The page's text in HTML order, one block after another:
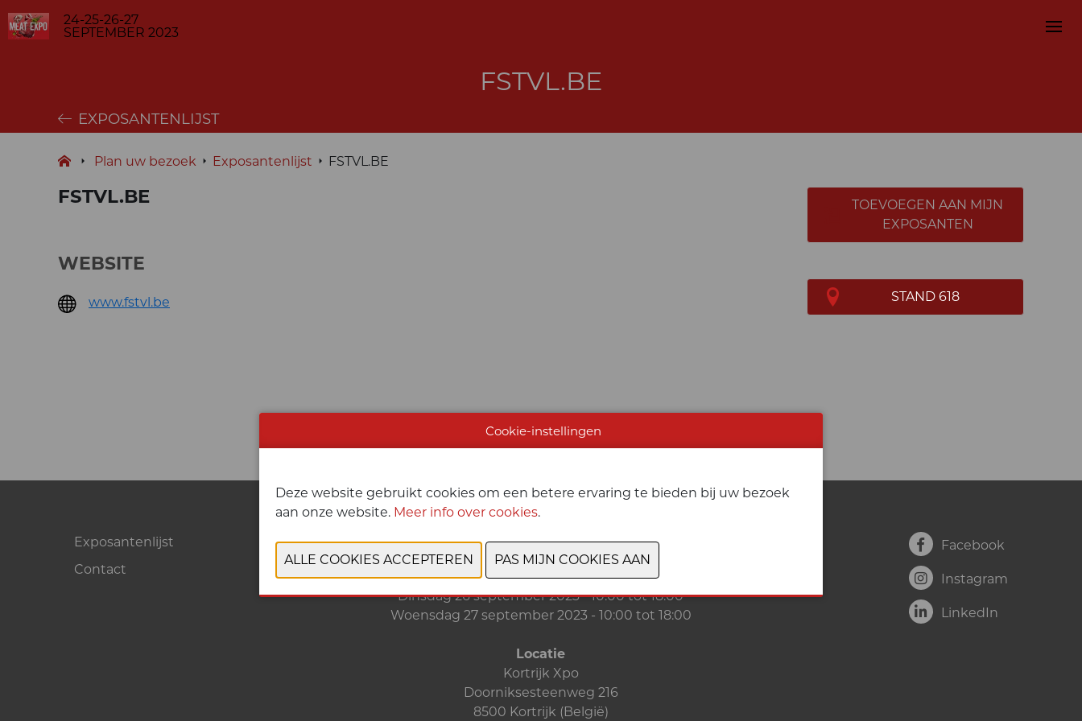
24-25-26-27
SEPTEMBER 2023
FSTVL.BE
EXPOSANTENLIJST
Plan uw bezoek Exposantenlijst FSTVL.BE
FSTVL.BE
TOEVOEGEN AAN MIJN
EXPOSANTEN
STAND 618
WEBSITE
www.fstvl.be
VORIGE VOLGENDE
Exposantenlijst
Contact
Data & Openingsuren
Zondag 24 september 2023 - 10:00 tot 18:00
Maandag 25 september 2023 - 10:00 tot 18:00
Dinsdag 26 september 2023 - 10:00 tot 18:00
Woensdag 27 september 2023 - 10:00 tot 18:00
Locatie
Kortrijk Xpo
Doorniksesteenweg 216
8500 Kortrijk (België)
Facebook
Instagram
LinkedIn
Cookie-instellingen
Deze website gebruikt cookies om een betere ervaring te bieden bij uw bezoek
aan onze website. Meer info over cookies.